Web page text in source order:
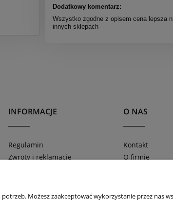
Dodatkowy komentarz:
Wszystko zgodne z opisem cena lepsza
innych sklepach
INFORMACJE
Regulamin
Zwroty i reklamacje
O NAS
Kontakt
O firmie
Możesz zaakceptować wykorzystanie przez nas